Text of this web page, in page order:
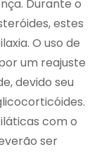
Durante o
estes
O uso de
um reajuste
devido seu
com o
ser